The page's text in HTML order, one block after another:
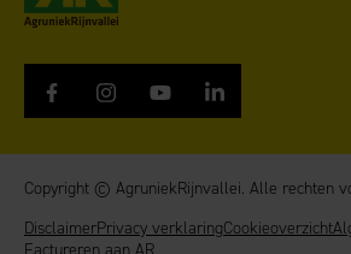
Copyright © AgruniekRijnvallei. Alle rechten
DisclaimerPrivacy verklaringCookieoverzicht